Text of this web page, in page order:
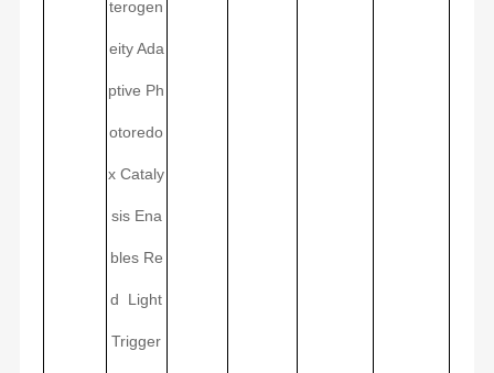
terogen
eity Ada
ptive Ph
otoredo
x Cataly
sis Ena
bles Re
d Light
Trigger